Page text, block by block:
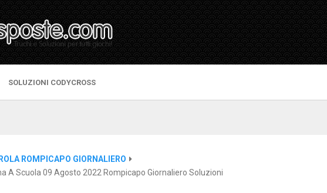
SOLUZIONI CODYCROSS
ROMPICAPO GIORNALIERO
A Scuola 09 Agosto 2022 Rompicapo Giornaliero Soluzioni